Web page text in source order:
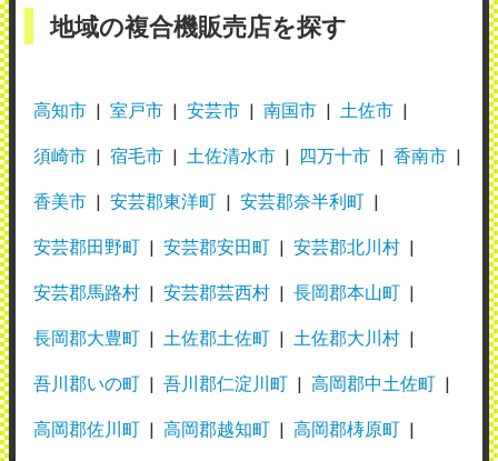
地域の複合機販売店を探す
高知市 室戸市 安芸市 南国市 土佐市
須崎市 宿毛市 土佐清水市 四万十市 香南市
香美市 安芸郡東洋町 安芸郡奈半利町
安芸郡田野町 安芸郡安田町 安芸郡北川村
安芸郡馬路村 安芸郡芸西村 長岡郡本山町
長岡郡大豊町 土佐郡土佐町 土佐郡大川村
吾川郡いの町 吾川郡仁淀川町 高岡郡中土佐町
高岡郡佐川町 高岡郡越知町 高岡郡梼原町